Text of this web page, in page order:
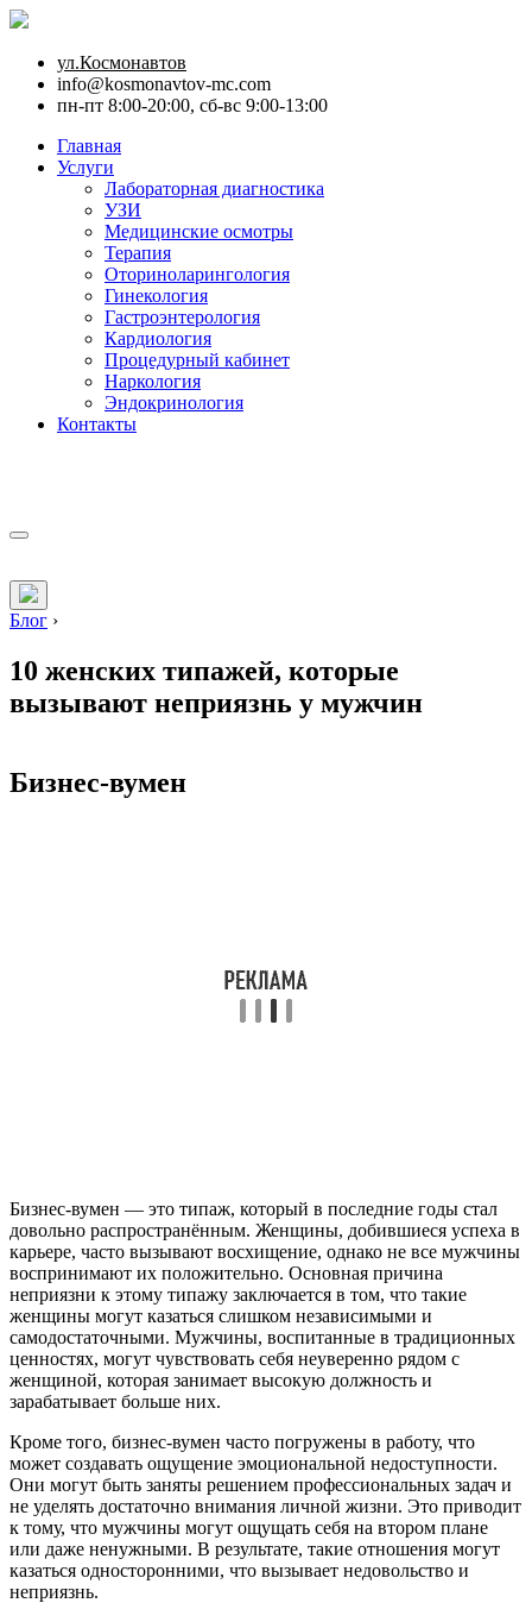
ул.Космонавтов
info@kosmonavtov-mc.com
пн-пт 8:00-20:00, сб-вс 9:00-13:00
Главная
Услуги
Лабораторная диагностика
УЗИ
Медицинские осмотры
Терапия
Оториноларингология
Гинекология
Гастроэнтерология
Кардиология
Процедурный кабинет
Наркология
Эндокринология
Контакты
Блог ›
10 женских типажей, которые
вызывают неприязнь у мужчин
Бизнес-вумен
Бизнес-вумен — это типаж, который в последние годы стал
довольно распространённым. Женщины, добившиеся успеха в
карьере, часто вызывают восхищение, однако не все мужчины
воспринимают их положительно. Основная причина
неприязни к этому типажу заключается в том, что такие
женщины могут казаться слишком независимыми и
самодостаточными. Мужчины, воспитанные в традиционных
ценностях, могут чувствовать себя неуверенно рядом с
женщиной, которая занимает высокую должность и
зарабатывает больше них.
Кроме того, бизнес-вумен часто погружены в работу, что
может создавать ощущение эмоциональной недоступности.
Они могут быть заняты решением профессиональных задач и
не уделять достаточно внимания личной жизни. Это приводит
к тому, что мужчины могут ощущать себя на втором плане
или даже ненужными. В результате, такие отношения могут
казаться односторонними, что вызывает недовольство и
неприязнь.